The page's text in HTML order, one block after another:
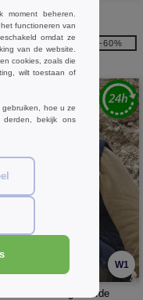
-60%
W1
RS088 - Ultra gevoerde
beheren.
functioneren van
omdat ze
van de website.
cookies, zoals die
wilt toestaan of
gebruiken, hoe u ze
bekijk ons